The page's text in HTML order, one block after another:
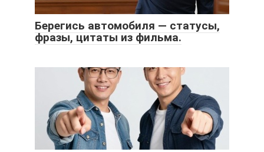
Берегись автомобиля — статусы,
фразы, цитаты из фильма.